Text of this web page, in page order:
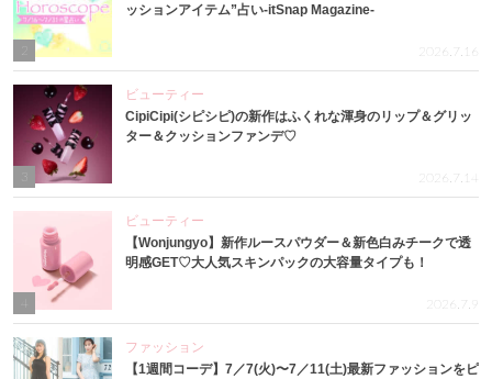
ッションアイテム”占い-itSnap Magazine-
2026.7.16
3
ビューティー
CipiCipi(シピシピ)の新作はふくれな渾身のリップ＆グリッ
ター＆クッションファンデ♡
2026.7.14
4
ビューティー
【Wonjungyo】新作ルースパウダー＆新色白みチークで透
明感GET♡大人気スキンパックの大容量タイプも！
2026.7.9
ファッション
【1週間コーデ】7／7(火)〜7／11(土)最新ファッションをピ